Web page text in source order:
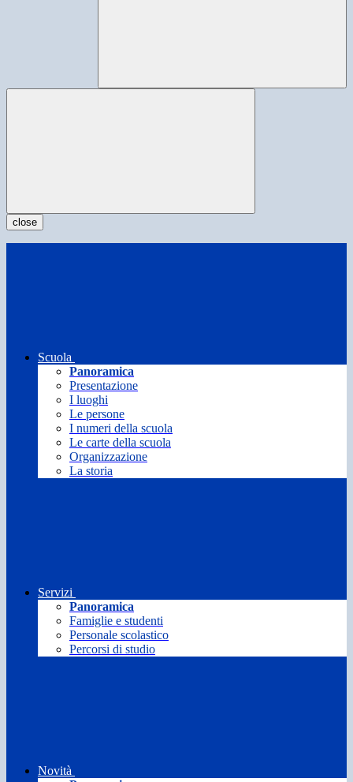
close
Scuola
Panoramica
Presentazione
I luoghi
Le persone
I numeri della scuola
Le carte della scuola
Organizzazione
La storia
Servizi
Panoramica
Famiglie e studenti
Personale scolastico
Percorsi di studio
Novità